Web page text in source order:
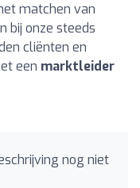
matchen van
bij onze steeds
cliënten en
een marktleider
nog niet